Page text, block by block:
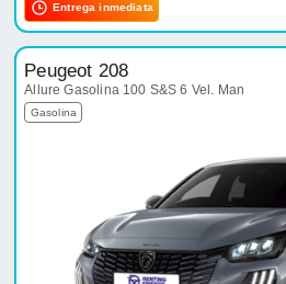
Entrega inmediata
Peugeot 208
Allure Gasolina 100 S&S 6 Vel. Man
Gasolina